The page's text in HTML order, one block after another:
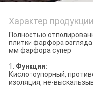
Характер продукции
Полностью
плитки фарфора
мм фарфора супер
1. Функции:
Кислотоупорный,
изоляция, не-